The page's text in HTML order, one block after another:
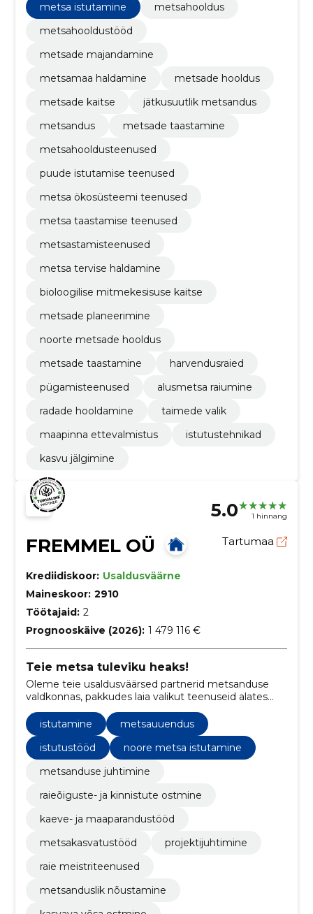
metsa istutamine
metsahooldus
metsahooldustööd
metsade majandamine
metsamaa haldamine
metsade hooldus
metsade kaitse
jätkusuutlik metsandus
metsandus
metsade taastamine
metsahooldusteenused
puude istutamise teenused
metsa ökosüsteemi teenused
metsa taastamise teenused
metsastamisteenused
metsa tervise haldamine
bioloogilise mitmekesisuse kaitse
metsade planeerimine
noorte metsade hooldus
metsade taastamine
harvendusraied
pügamisteenused
alusmetsa raiumine
radade hooldamine
taimede valik
maapinna ettevalmistus
istutustehnikad
kasvu jälgimine
5.0 1 hinnang
FREMMEL OÜ Tartumaa
Krediidiskoor: Usaldusväärne
Maineskoor: 2910
Töötajaid: 2
Prognooskäive (2026): 1 479 116 €
Teie metsa tuleviku heaks!
Oleme teie usaldusväärsed partnerid metsanduse
valdkonnas, pakkudes laia valikut teenuseid alates
metsandustööde organiseerimisest kuni
metsamaterjali müügi ning maaparandustöödeni
erametsades, toetades samal ajal ka projektijuhtimist.
istutamine
metsauuendus
istutustööd
noore metsa istutamine
metsanduse juhtimine
raieõiguste- ja kinnistute ostmine
kaeve- ja maaparandustööd
metsakasvatustööd
projektijuhtimine
raie meistriteenused
metsanduslik nõustamine